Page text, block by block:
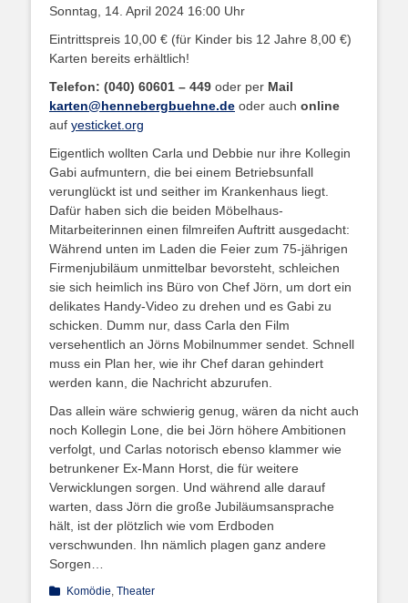
Sonntag, 14. April 2024 16:00 Uhr
Eintrittspreis 10,00 € (für Kinder bis 12 Jahre 8,00 €)
Karten bereits erhältlich!
Telefon: (040) 60601 – 449 oder per Mail
karten@hennebergbuehne.de oder auch online
auf yesticket.org
Eigentlich wollten Carla und Debbie nur ihre Kollegin
Gabi aufmuntern, die bei einem Betriebsunfall
verunglückt ist und seither im Krankenhaus liegt.
Dafür haben sich die beiden Möbelhaus-
Mitarbeiterinnen einen filmreifen Auftritt ausgedacht:
Während unten im Laden die Feier zum 75-jährigen
Firmenjubiläum unmittelbar bevorsteht, schleichen
sie sich heimlich ins Büro von Chef Jörn, um dort ein
delikates Handy-Video zu drehen und es Gabi zu
schicken. Dumm nur, dass Carla den Film
versehentlich an Jörns Mobilnummer sendet. Schnell
muss ein Plan her, wie ihr Chef daran gehindert
werden kann, die Nachricht abzurufen.
Das allein wäre schwierig genug, wären da nicht auch
noch Kollegin Lone, die bei Jörn höhere Ambitionen
verfolgt, und Carlas notorisch ebenso klammer wie
betrunkener Ex-Mann Horst, die für weitere
Verwicklungen sorgen. Und während alle darauf
warten, dass Jörn die große Jubiläumsansprache
hält, ist der plötzlich wie vom Erdboden
verschwunden. Ihn nämlich plagen ganz andere
Sorgen…
Kategorien
Komödie, Theater